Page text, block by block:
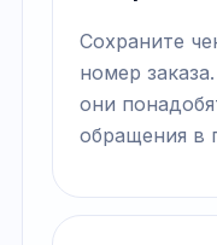
Сохраните
номер
они
обращения в